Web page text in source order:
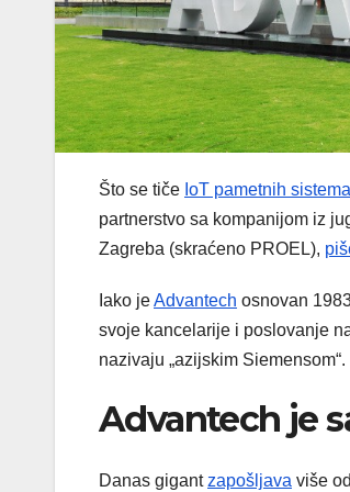
Što se tiče IoT pametnih sistema
partnerstvo sa kompanijom iz
Zagreba (skraćeno PROEL),
Iako jeAdvantech osnovan
svoje kancelarije i poslovanje
nazivaju „azijskim Siemensom“.
Advantech je
Danas gigantzapošljava više